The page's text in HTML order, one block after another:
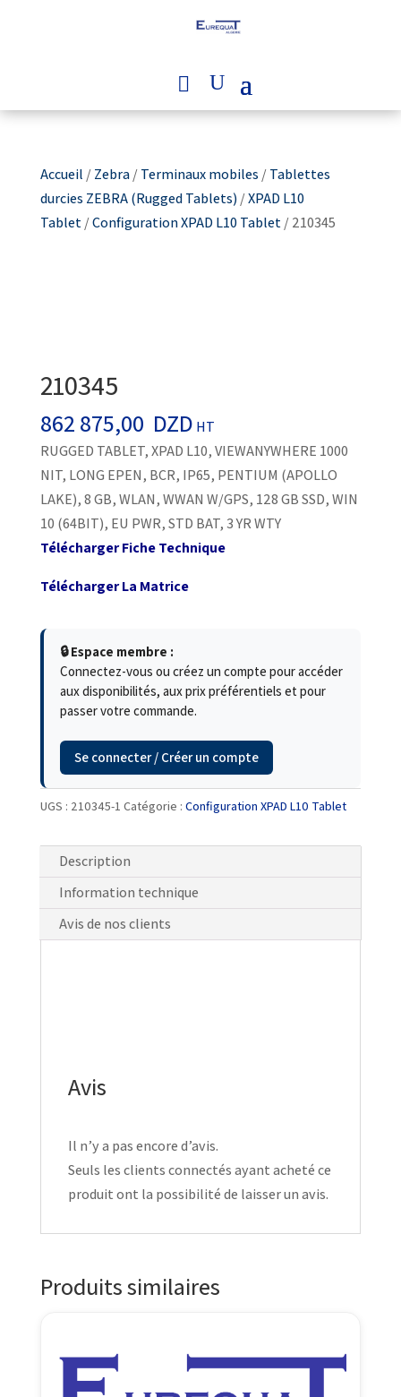
Accueil /Zebra/Terminaux mobiles /Tablettes
durcies ZEBRA (Rugged Tablets)/XPAD L10
Tablet/Configuration XPAD L10 Tablet/ 210345
210345
862 875,00 DZD HT
RUGGED TABLET, XPAD L10, VIEWANYWHERE 1000
NIT, LONG EPEN, BCR, IP65, PENTIUM (APOLLO
LAKE), 8 GB, WLAN, WWAN W/GPS, 128 GB SSD, WIN
10 (64BIT), EU PWR, STD BAT, 3 YR WTY
Télécharger Fiche Technique
Télécharger La Matrice
🔒 Espace membre :
Connectez-vous ou créez un compte pour accéder
aux disponibilités, aux prix préférentiels et pour
passer votre commande.
Se connecter / Créer un compte
UGS : 210345-1 Catégorie : Configuration XPAD L10 Tablet
Description
Information technique
Avis de nos clients
Avis
Il n’y a pas encore d’avis.
Seuls les clients connectés ayant acheté ce
produit ont la possibilité de laisser un avis.
Produits similaires